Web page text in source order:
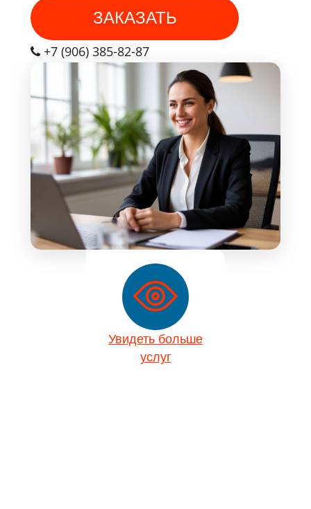
ЗАКАЗАТЬ
+7 (906) 385-82-87
Увидеть больше
услуг